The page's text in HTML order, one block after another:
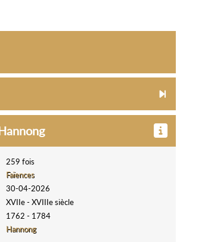
259 fois
Faïences
30-04-2026
XVIIe - XVIIIe siècle
1762 - 1784
Hannong